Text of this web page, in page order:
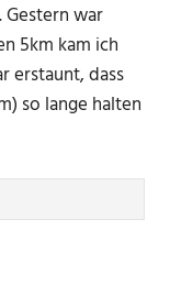
Gestern war
5km kam ich
erstaunt, dass
so lange halten